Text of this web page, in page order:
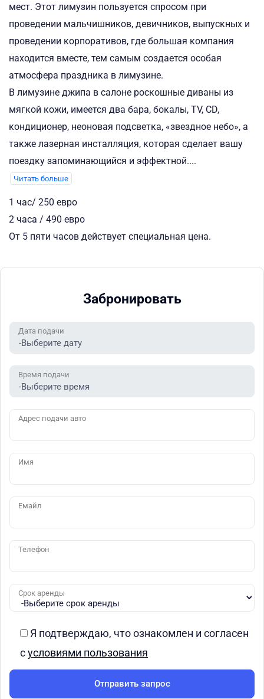
мест. Этот лимузин пользуется спросом при
проведении мальчишников, девичников, выпускных и
проведении корпоративов, где большая компания
находится вместе, тем самым создается особая
атмосфера праздника в лимузине.
В лимузине джипа в салоне роскошные диваны из
мягкой кожи, имеется два бара, бокалы, TV, CD,
кондиционер, неоновая подсветка, «звездное небо», а
также лазерная инсталляция, которая сделает вашу
поездку запоминающийся и эффектной....
Читать больше
1 час/ 250 евро
2 часа / 490 евро
От 5 пяти часов действует специальная цена.
Забронировать
Дата подачи
Время подачи
Адрес подачи авто
Имя
Емайл
Телефон
Срок аренды
Я подтверждаю, что ознакомлен и согласен
сусловиями пользования